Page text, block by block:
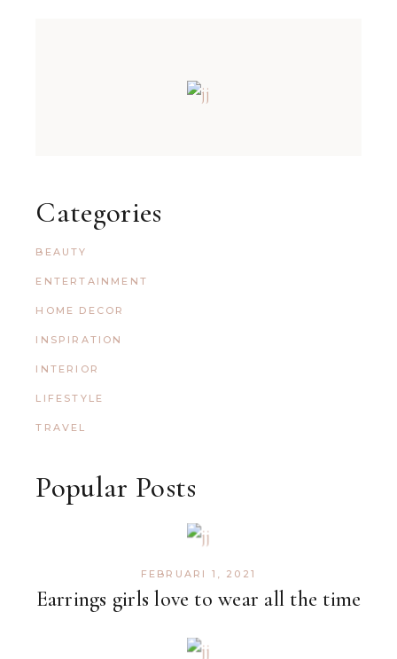
Categories
BEAUTY
ENTERTAINMENT
HOME DECOR
INSPIRATION
INTERIOR
LIFESTYLE
TRAVEL
Popular Posts
Earrings girls love to wear all the time
FEBRUARI 1, 2021